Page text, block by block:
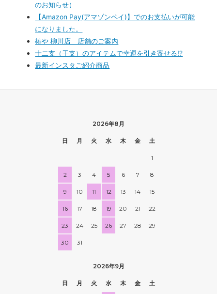
のお知らせ）
【Amazon Pay(アマゾンペイ)】でのお支払いが可能
になりました。
椿や 柳川店 店舗のご案内
十二支（干支）のアイテムで幸運を引き寄せる!?
最新インスタご紹介商品
2026年8月
日 月 火 水 木 金 土
1
2 3 4 5 6 7 8
9 10 11 12 13 14 15
16 17 18 19 20 21 22
23 24 25 26 27 28 29
30 31
2026年9月
日 月 火 水 木 金 土